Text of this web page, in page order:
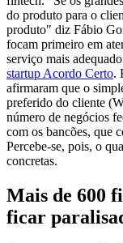
do produto para o
produto" diz Fábio
focam primeiro em
serviço mais
startup Acordo Certo.
afirmaram que o
preferido do cliente
número de negócios
com os bancões, que
Percebe-se, pois, o
concretas.
Mais de 600
ficar